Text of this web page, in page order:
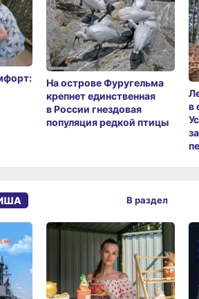
На острове Фуругельма
крепнет единственная
в России гнездовая
популяция редкой птицы
в
В раздел